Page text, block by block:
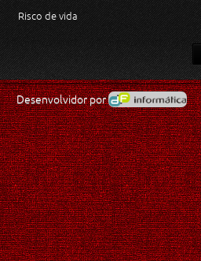
Risco de vida
Desenvolvidor por